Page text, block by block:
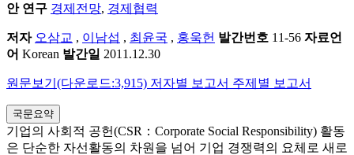
안 연구 경제전망, 경제협력
저자 오삼교 , 이남섭 , 최윤국 , 홍욱헌 발간번호 11-56 자료언
어 Korean 발간일 2011.12.30
원문보기(다운로드:3,915) 저자별 보고서 주제별 보고서
국문요약
기업의 사회적 공헌(CSR：Corporate Social Responsibility) 활동
은 단순한 자선활동의 차원을 넘어 기업 경쟁력의 요체로 새로